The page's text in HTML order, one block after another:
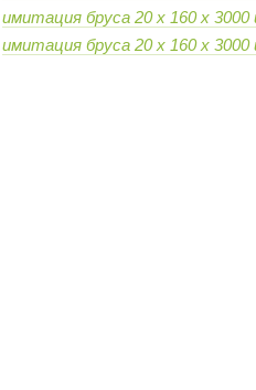
имитация бруса 20 х 160 х 3000
имитация бруса 20 х 160 х 3000